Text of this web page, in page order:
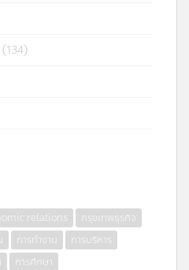
(134)
relations
กรุงเทพธุรกิจ
การทำงาน
การบริหาร
การศึกษา